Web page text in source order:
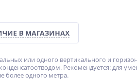
В МАГАЗИНАХ
или одного вертикального и
Рекомендуется: для
более одного метра.